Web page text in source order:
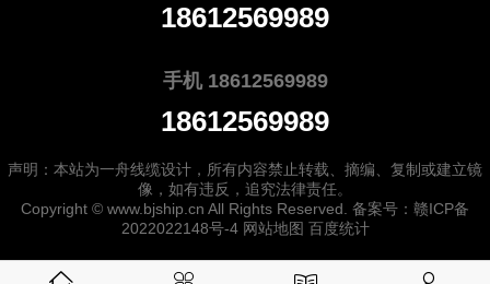
18612569989
手机 18612569989
18612569989
声明：本站为一舟线缆设计，所有内容禁止转载、摘编、复制或建立镜
像，如有违反，追究法律责任。
Copyright © www.bjship.cn All Rights Reserved. 备案号： 赣ICP备
2022022148号-4 网站地图 百度统计